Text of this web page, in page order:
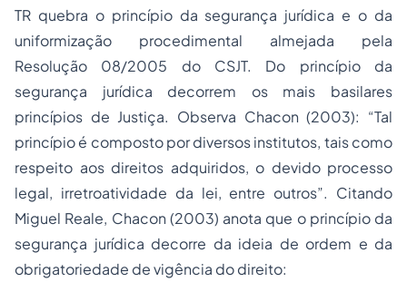
TR quebra o princípio da segurança jurídica e o da
uniformização procedimental almejada pela
Resolução 08/2005 do CSJT. Do princípio da
segurança jurídica decorrem os mais basilares
princípios de Justiça. Observa Chacon (2003): “Tal
princípio é composto por diversos institutos, tais como
respeito aos direitos adquiridos, o devido processo
legal, irretroatividade da lei, entre outros”. Citando
Miguel Reale, Chacon (2003) anota que o princípio da
segurança jurídica decorre da ideia de ordem e da
obrigatoriedade de vigência do direito: